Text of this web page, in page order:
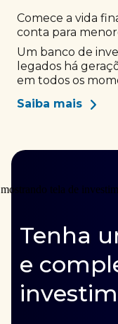
Comece a vida
conta para
Um banco de
legados há
em todos os
Saiba mais
Tenha
e